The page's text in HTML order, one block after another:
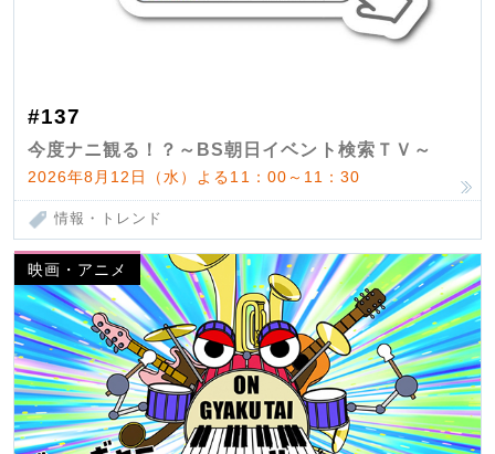
#137
今度ナニ観る！？～BS朝日イベント検索ＴＶ～
2026年8月12日（水）よる11：00～11：30
情報・トレンド
映画・アニメ